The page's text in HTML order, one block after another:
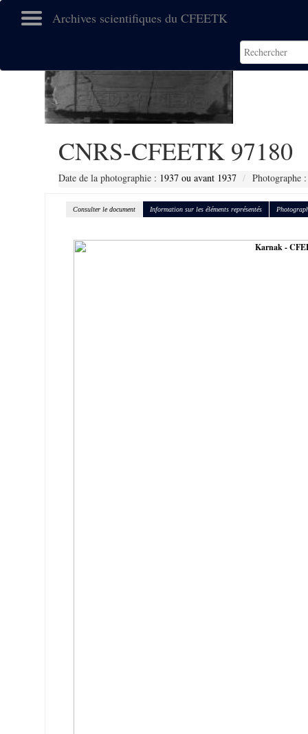
Archives scientifiques du CFEETK
CNRS-CFEETK 97180
Date de la photographie : 1937 ou avant 1937 Photographe
Consulter le document Information sur les éléments représentés